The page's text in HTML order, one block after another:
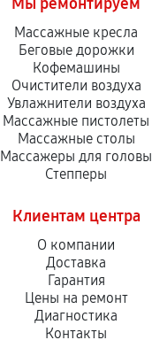
Массажные кресла
Беговые дорожки
Кофемашины
Очистители воздуха
Увлажнители воздуха
Массажные пистолеты
Массажные столы
Массажеры для головы
Степперы
Клиентам центра
О компании
Доставка
Гарантия
Цены на ремонт
Диагностика
Контакты